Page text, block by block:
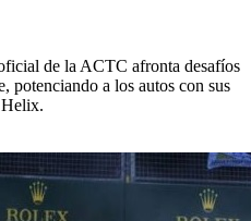
de la ACTC afronta desafíos
potenciando a los autos con sus